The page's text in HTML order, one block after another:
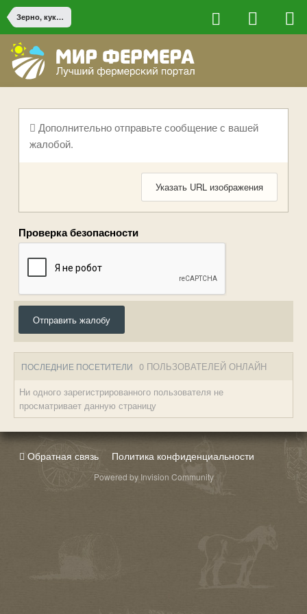
Зерно, кукуруза и зерноообработка
Дополнительно отправьте сообщение с вашей
жалобой.
Указать URL изображения
Проверка безопасности
Отправить жалобу
ПОСЛЕДНИЕ ПОСЕТИТЕЛИ 0 ПОЛЬЗОВАТЕЛЕЙ ОНЛАЙН
Ни одного зарегистрированного пользователя не
просматривает данную страницу
Обратная связь Политика конфиденциальности
Powered by Invision Community